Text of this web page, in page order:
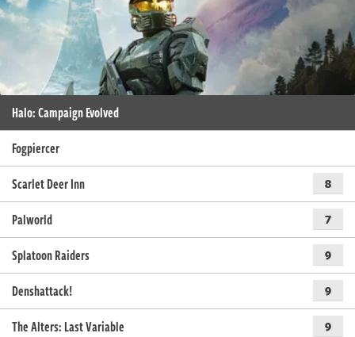
Halo: Campaign Evolved
Fogpiercer
Scarlet Deer Inn
8
Palworld 7
Splatoon Raiders 9
Denshattack! 9
The Alters: Last Variable 9